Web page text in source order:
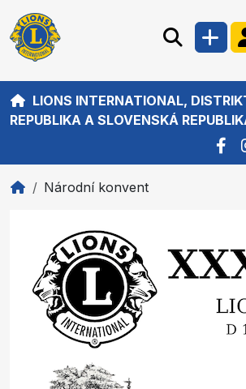
LIONS INTERNATIONAL,
REPUBLIKA A SLOVENSKÁ
Národní konvent